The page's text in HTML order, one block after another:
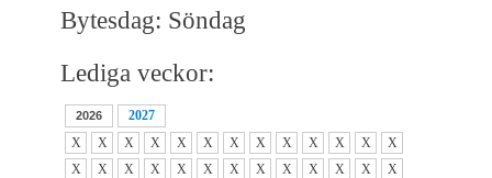
Bytesdag: Söndag
Lediga veckor:
2026
2027
X
X X X X X X X X X X X
X
X
X X X X X X X X X X X
X